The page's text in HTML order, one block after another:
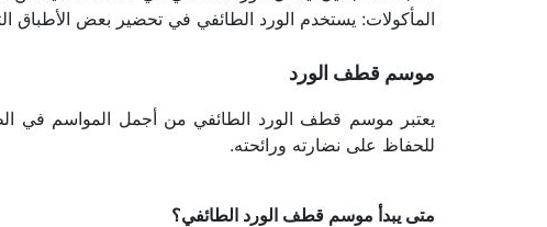
المأكولات: يستخدم الورد الطائفي في تحضير بعض الأطباق
موسم قطف الورد
للحفاظ على نضارته ورائحته.
متى يبدأ موسم قطف الورد الطائفي؟